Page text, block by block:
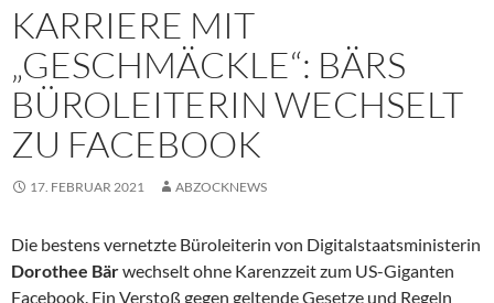
KARRIERE MIT
„GESCHMÄCKLE“: BÄRS
BÜROLEITERIN WECHSELT
ZU FACEBOOK
17. FEBRUAR 2021 ABZOCKNEWS
Die bestens vernetzte Büroleiterin von Digitalstaatsministerin
Dorothee Bärwechselt ohne Karenzzeit zum US-Giganten
Facebook. Ein Verstoß gegen geltende Gesetze und Regeln